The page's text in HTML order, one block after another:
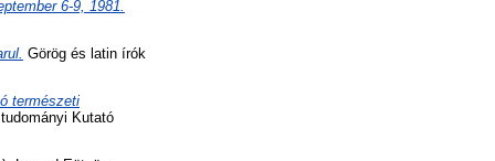
6-9, 1981.
Görög és latin írók
természeti
Kutató